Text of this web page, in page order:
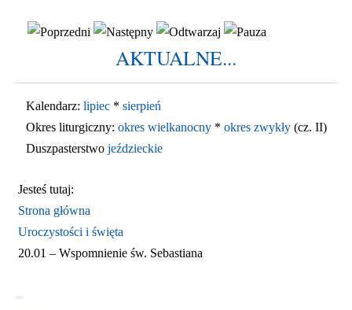
AKTUALNE...
Kalendarz: lipiec * sierpień
Okres liturgiczny: okres wielkanocny * okres zwykły (cz. II)
Duszpasterstwo jeździeckie
Jesteś tutaj:
Strona główna
Uroczystości i święta
20.01 – Wspomnienie św. Sebastiana